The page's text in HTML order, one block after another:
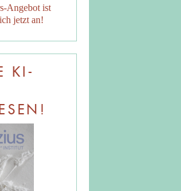
Angebot ist
jetzt an!
KI-